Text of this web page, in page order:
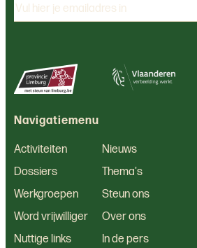
Navigatiemenu
Activiteiten
Nieuws
Dossiers
Thema's
Werkgroepen
Steun ons
Word vrijwilliger
Over ons
Nuttige links
In de pers